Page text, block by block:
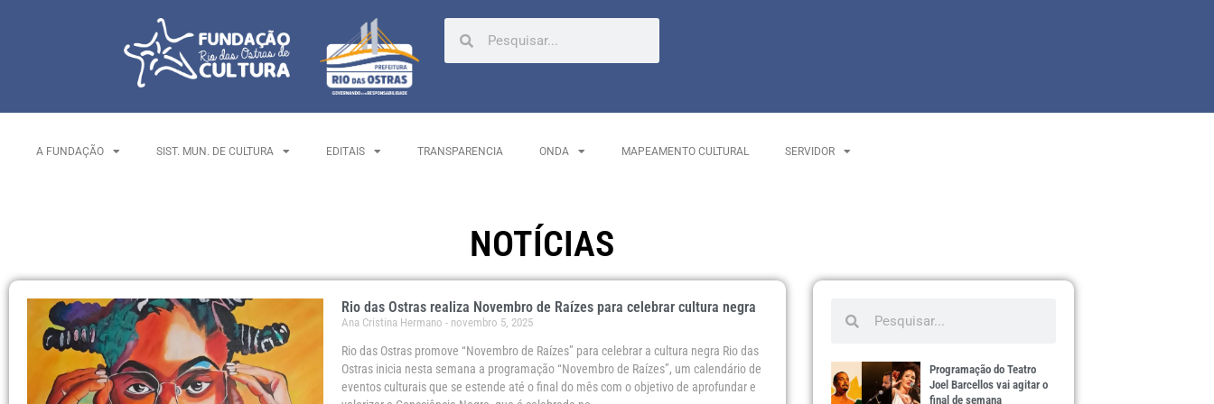
A FUNDAÇÃO SIST. MUN. DE CULTURA EDITAIS TRANSPARENCIA ONDA MAPEAMENTO CULTURAL SERVIDOR
NOTÍCIAS
Rio das Ostras realiza Novembro de Raízes para celebrar cultura negra
Ana Cristina Hermano novembro 5, 2025
Rio das Ostras promove “Novembro de Raízes” para celebrar a cultura negra Rio das
Ostras inicia nesta semana a programação “Novembro de Raízes”, um calendário de
eventos culturais que se estende até o final do mês com o objetivo de aprofundar e
Programação do Teatro
Joel Barcellos vai agitar o
final de semana